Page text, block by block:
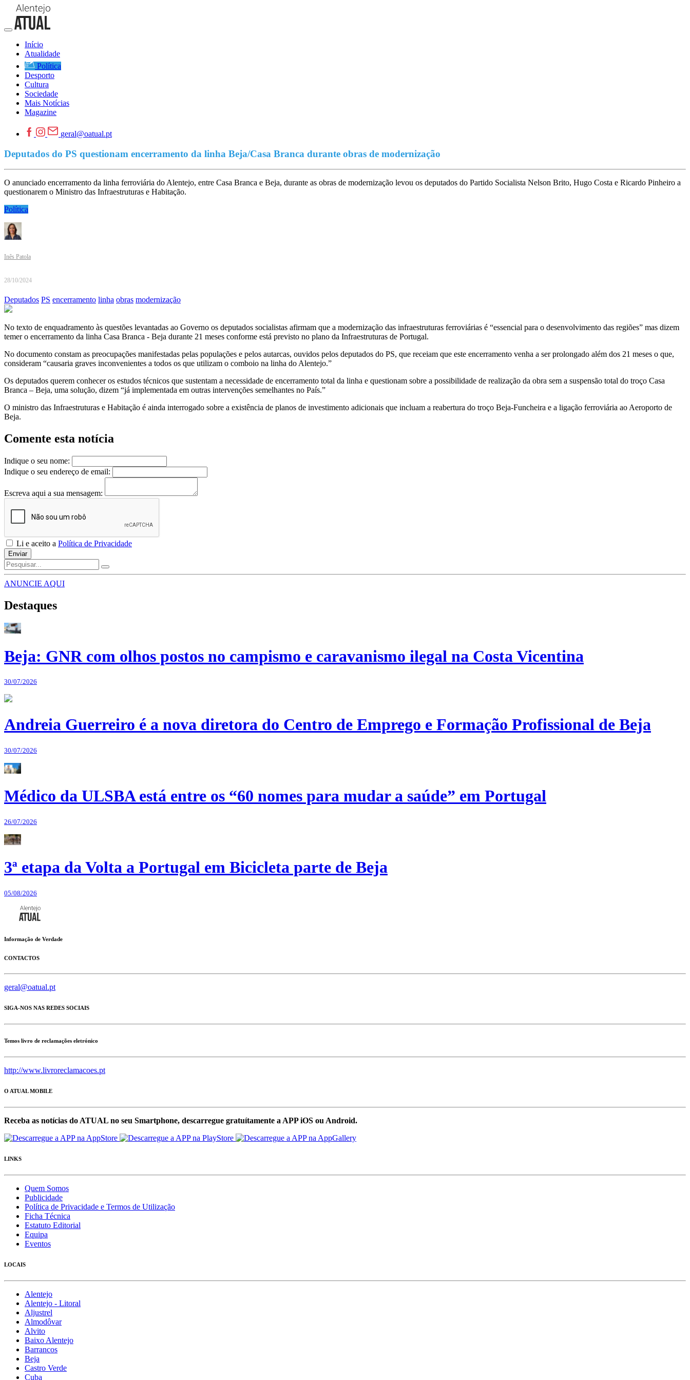
Início
Atualidade
Política
Desporto
Cultura
Sociedade
Mais Notícias
Magazine
geral@oatual.pt
Deputados do PS questionam encerramento da linha Beja/Casa Branca durante obras de modernização
O anunciado encerramento da linha ferroviária do Alentejo, entre Casa Branca e Beja, durante as obras de modernização levou os deputados do Partido Socialista Nelson Brito, Hugo Costa e Ricardo Pinheiro a
questionarem o Ministro das Infraestruturas e Habitação.
Política
Inês Patola
28/10/2024
Deputados PS encerramento linha obras modernização
No texto de enquadramento às questões levantadas ao Governo os deputados socialistas afirmam que a modernização das infraestruturas ferroviárias é “essencial para o desenvolvimento das regiões” mas dizem
temer o encerramento da linha Casa Branca - Beja durante 21 meses conforme está previsto no plano da Infraestruturas de Portugal.
No documento constam as preocupações manifestadas pelas populações e pelos autarcas, ouvidos pelos deputados do PS, que receiam que este encerramento venha a ser prolongado além dos 21 meses o que,
consideram “causaria graves inconvenientes a todos os que utilizam o comboio na linha do Alentejo.”
Os deputados querem conhecer os estudos técnicos que sustentam a necessidade de encerramento total da linha e questionam sobre a possibilidade de realização da obra sem a suspensão total do troço Casa
Branca – Beja, uma solução, dizem “já implementada em outras intervenções semelhantes no País.”
O ministro das Infraestruturas e Habitação é ainda interrogado sobre a existência de planos de investimento adicionais que incluam a reabertura do troço Beja-Funcheira e a ligação ferroviária ao Aeroporto de
Beja.
Comente esta notícia
Indique o seu nome:
Indique o seu endereço de email:
Escreva aqui a sua mensagem:
Li e aceito a Política de Privacidade
Enviar
ANUNCIE AQUI
Destaques
Beja: GNR com olhos postos no campismo e caravanismo ilegal na Costa Vicentina
30/07/2026
Andreia Guerreiro é a nova diretora do Centro de Emprego e Formação Profissional de Beja
30/07/2026
Médico da ULSBA está entre os “60 nomes para mudar a saúde” em Portugal
26/07/2026
3ª etapa da Volta a Portugal em Bicicleta parte de Beja
05/08/2026
Informação de Verdade
CONTACTOS
geral@oatual.pt
SIGA-NOS NAS REDES SOCIAIS
Temos livro de reclamações eletrónico
http://www.livroreclamacoes.pt
O ATUAL MOBILE
Receba as notícias do ATUAL no seu Smartphone, descarregue gratuítamente a APP iOS ou Android.
LINKS
Quem Somos
Publicidade
Política de Privacidade e Termos de Utilização
Ficha Técnica
Estatuto Editorial
Equipa
Eventos
LOCAIS
Alentejo
Alentejo - Litoral
Aljustrel
Almodôvar
Alvito
Baixo Alentejo
Barrancos
Beja
Castro Verde
Cuba